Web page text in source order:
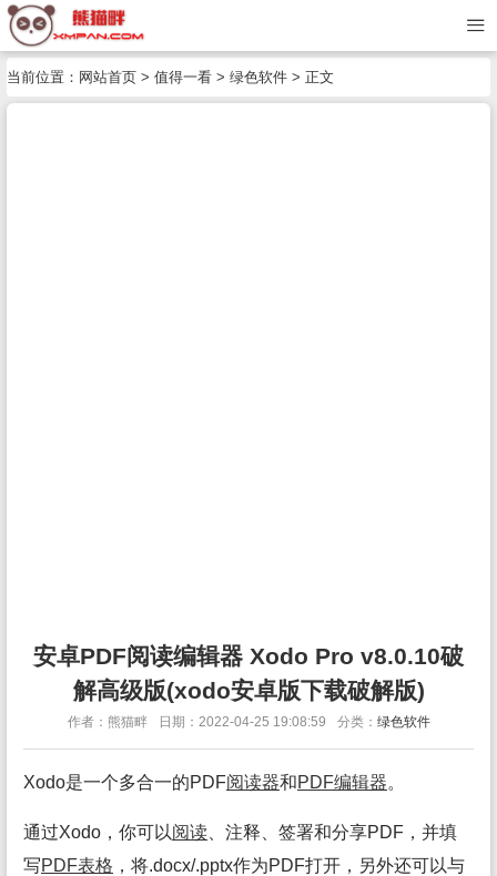
当前位置： 网站首页 > 值得一看 > 绿色软件 > 正文
安卓PDF阅读编辑器 Xodo Pro v8.0.10破
解高级版(xodo安卓版下载破解版)
作者：熊猫畔 日期：2022-04-25 19:08:59 分类： 绿色软件
Xodo是一个多合一的PDF阅读器和PDF编辑器。
通过Xodo，你可以阅读 、注释、签署和分享PDF，并填
写PDF表格 ，将.docx/.pptx作为PDF打开，另外还可以与